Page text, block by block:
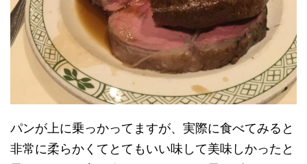
パンが上に乗っかってますが、実際に食べてみると
非常に柔らかくてとてもいい味して美味しかったと